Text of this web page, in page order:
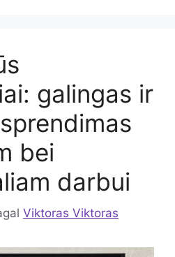
galingas ir
bei
darbui
Viktoras Viktoras